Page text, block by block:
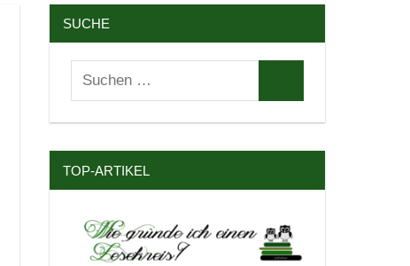
SUCHE
Suchen
nach:
TOP-ARTIKEL